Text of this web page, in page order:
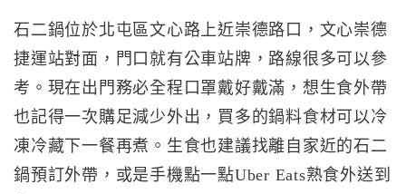
石二鍋位於北屯區文心路上近崇德路口，文心崇德
捷運站對面，門口就有公車站牌，路線很多可以參
考。現在出門務必全程口罩戴好戴滿，想生食外帶
也記得一次購足減少外出，買多的鍋料食材可以冷
凍冷藏下一餐再煮。生食也建議找離自家近的石二
鍋預訂外帶，或是手機點一點Uber Eats熟食外送到